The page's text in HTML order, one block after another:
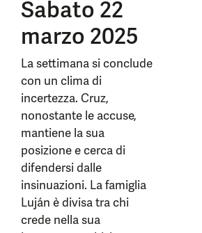
Sabato 22
marzo 2025
La settimana si conclude
con un clima di
incertezza. Cruz,
nonostante le accuse,
mantiene la sua
posizione e cerca di
difendersi dalle
insinuazioni. La famiglia
Luján è divisa tra chi
crede nella sua